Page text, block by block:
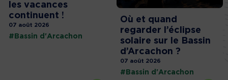
les vacances
continuent !
07 août 2026
#Bassin d'Arcachon
Où et quand
regarder l’éclipse
solaire sur le Bassin
d’Arcachon ?
07 août 2026
#Bassin d'Arcachon